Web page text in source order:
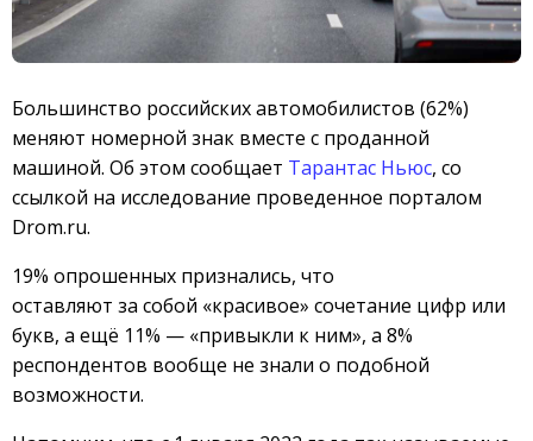
Большинство российских автомобилистов (62%)
меняют номерной знак вместе с проданной
машиной. Об этом сообщает Тарантас Ньюс, со
ссылкой на исследование проведенное порталом
Drom.ru.
19% опрошенных признались, что
оставляют за собой «красивое» сочетание цифр или
букв, а ещё 11% — «привыкли к ним», а 8%
респондентов вообще не знали о подобной
возможности.